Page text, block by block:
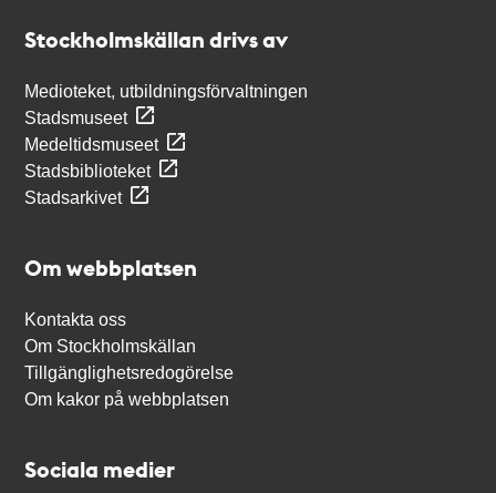
Stockholmskällan drivs av
Medioteket, utbildningsförvaltningen
Stadsmuseet
Medeltidsmuseet
Stadsbiblioteket
Stadsarkivet
Om webbplatsen
Kontakta oss
Om Stockholmskällan
Tillgänglighetsredogörelse
Om kakor på webbplatsen
Sociala medier